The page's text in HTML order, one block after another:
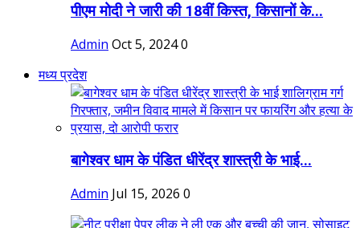
पीएम मोदी ने जारी की 18वीं किस्त, किसानों के...
Admin Oct 5, 20240
मध्य प्रदेश
बागेश्वर धाम के पंडित धीरेंद्र शास्त्री के भाई...
Admin Jul 15, 2026 0